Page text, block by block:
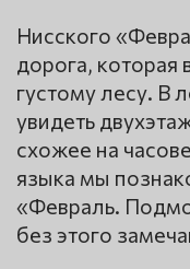
Нисского
дорога, которая
густому лесу. В
увидеть
схожее на
языка мы
«Февраль.
без этого